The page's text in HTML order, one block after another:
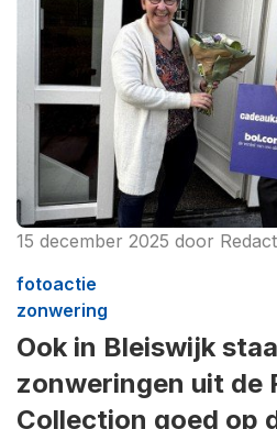
15 december 2025 door
fotoactie
zonwering
Ook in Bleiswijk
zonweringen uit de
Collection goed op